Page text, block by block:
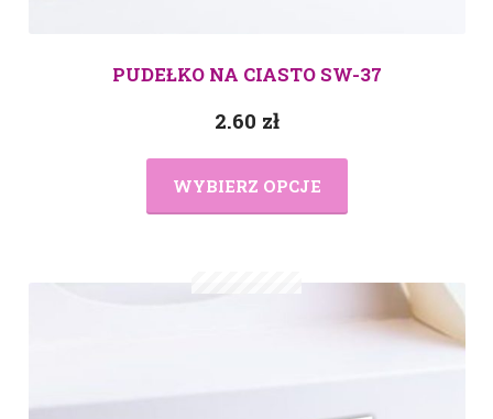
PUDEŁKO NA CIASTO SW-37
2.60 zł
WYBIERZ OPCJE